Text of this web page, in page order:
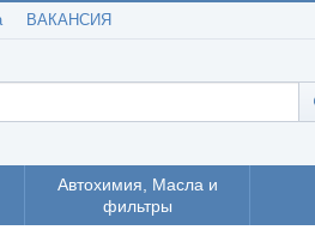
ВАКАНСИЯ
Автохимия, Масла и
фильтры